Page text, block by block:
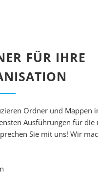
FÜR IHRE
Ordner und Mappen
Ausführungen für die
Sie mit uns! Wir